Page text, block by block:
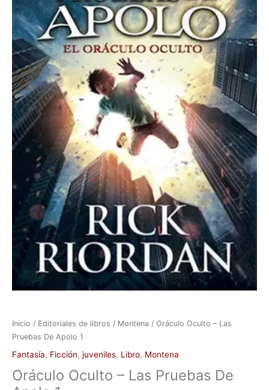
Inicio / Editoriales de libros / Montena / Oráculo Oculto – Las
Pruebas De Apolo 1
Fantasía, Ficción, juveniles, Libro, Montena
Oráculo Oculto – Las Pruebas De
De
Apolo
cantidad